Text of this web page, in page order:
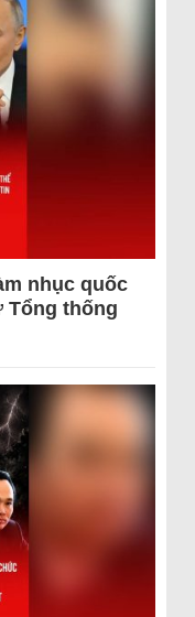
nhục quốc
Tổng thống